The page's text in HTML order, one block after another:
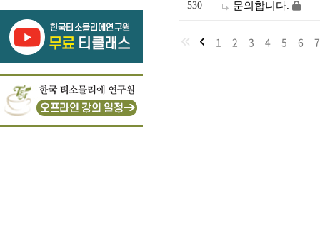
530 문의합니다.
1 2 3 4 5 6 7